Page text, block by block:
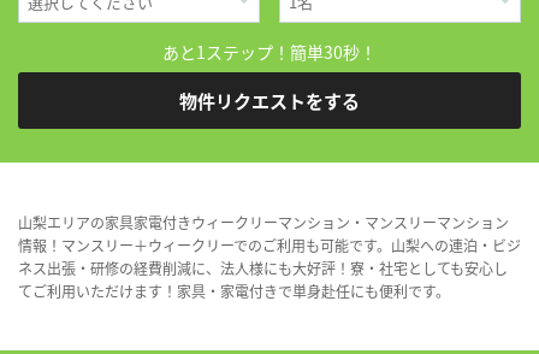
あと1ステップ！簡単30秒！
物件リクエストをする
山梨エリアの家具家電付きウィークリーマンション・マンスリーマンション
情報！マンスリー＋ウィークリーでのご利用も可能です。山梨への連泊・ビジ
ネス出張・研修の経費削減に、法人様にも大好評！寮・社宅としても安心し
てご利用いただけます！家具・家電付きで単身赴任にも便利です。